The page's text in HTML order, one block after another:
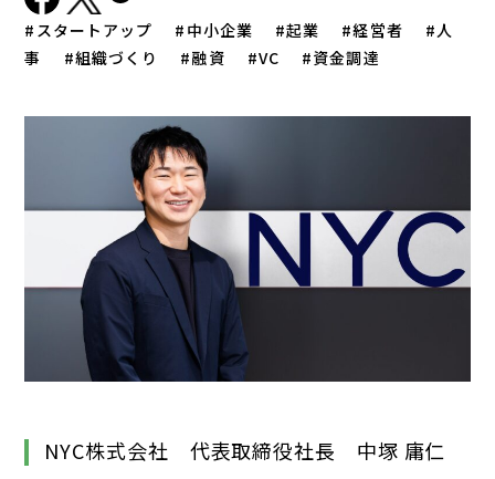
スタートアップ 中小企業 起業 経営者
人
事
組織づくり 融資 VC 資金調達
NYC株式会社 代表取締役社長 中塚 庸仁